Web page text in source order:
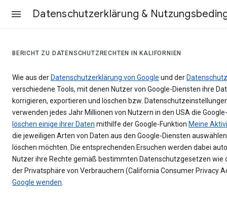
Datenschutzerklärung &
BERICHT ZU DATENSCHUTZRECHTEN IN KALIFORNIEN
Wie aus der Datenschutzerklärung von Google und der
verschiedene Tools, mit denen Nutzer von Google-Diensten ihre
korrigieren, exportieren und löschen bzw.
verwenden jedes Jahr Millionen von Nutzern in den USA die
löschen einige ihrer Daten mithilfe der Google-Funktion Meine
die jeweiligen Arten von Daten aus den Google-Diensten
löschen möchten. Die entsprechenden Ersuchen werden dabei
Nutzer ihre Rechte gemäß bestimmten Datenschutzgesetzen
der Privatsphäre von Verbrauchern (California Consumer Privacy
Google wenden.